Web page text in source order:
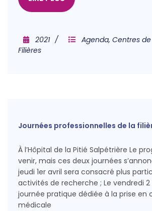
2021 Agenda, Centres
Filières
Journées professionnelles de la
À l’Hôpital de la Pitié Salpétrière Le
venir, mais ces deux journées
jeudi 1er avril sera consacré plus
activités de recherche ; Le vendredi 2
journée pratique dédiée à la prise en
médicale